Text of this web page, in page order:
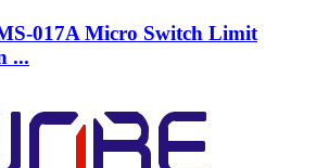
017A Micro Switch Limit
...